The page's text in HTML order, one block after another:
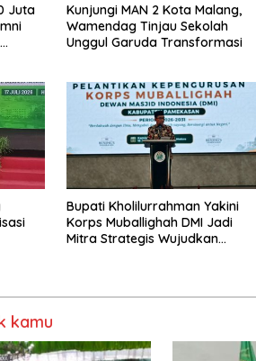
Juta
Kunjungi MAN 2 Kota Malang,
Wamendag Tinjau Sekolah
Unggul Garuda Transformasi
Bupati Kholilurrahman Yakini
Korps Muballighah DMI Jadi
Mitra Strategis Wujudkan
kamu